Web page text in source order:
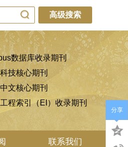
高级搜索
数据库收录期刊
技核心期刊
文核心期刊
程索引（EI）收录期刊
联系我们
分享